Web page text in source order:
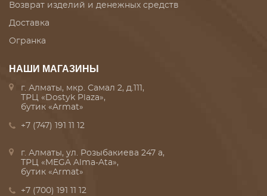
Возврат изделий и денежных средств
Доставка
Огранка
НАШИ МАГАЗИНЫ
г. Алматы, мкр. Самал 2, д.111,
ТРЦ «Dostyk Plaza»,
бутик «Armat»
+7 (747) 191 11 12
г. Алматы, ул. Розыбакиева 247 а,
ТРЦ «MEGA Alma-Ata»,
бутик «Armat»
+7 (700) 191 11 12